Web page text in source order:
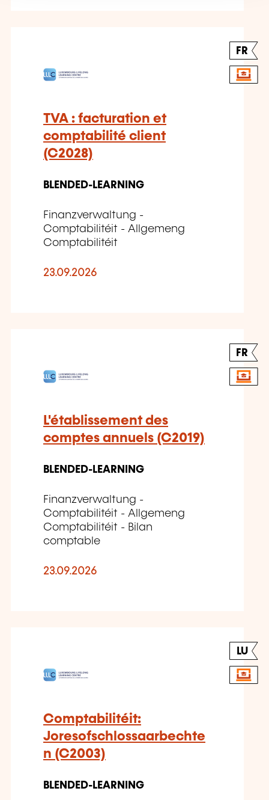
FR
TVA : facturation et
comptabilité client
(C2028)
BLENDED-LEARNING
Finanzverwaltung -
Comptabilitéit - Allgemeng
Comptabilitéit
23.09.2026
FR
L'établissement des
comptes annuels (C2019)
BLENDED-LEARNING
Finanzverwaltung -
Comptabilitéit - Allgemeng
Comptabilitéit - Bilan
comptable
23.09.2026
LU
Comptabilitéit:
Joresofschlossaarbechte
n (C2003)
BLENDED-LEARNING